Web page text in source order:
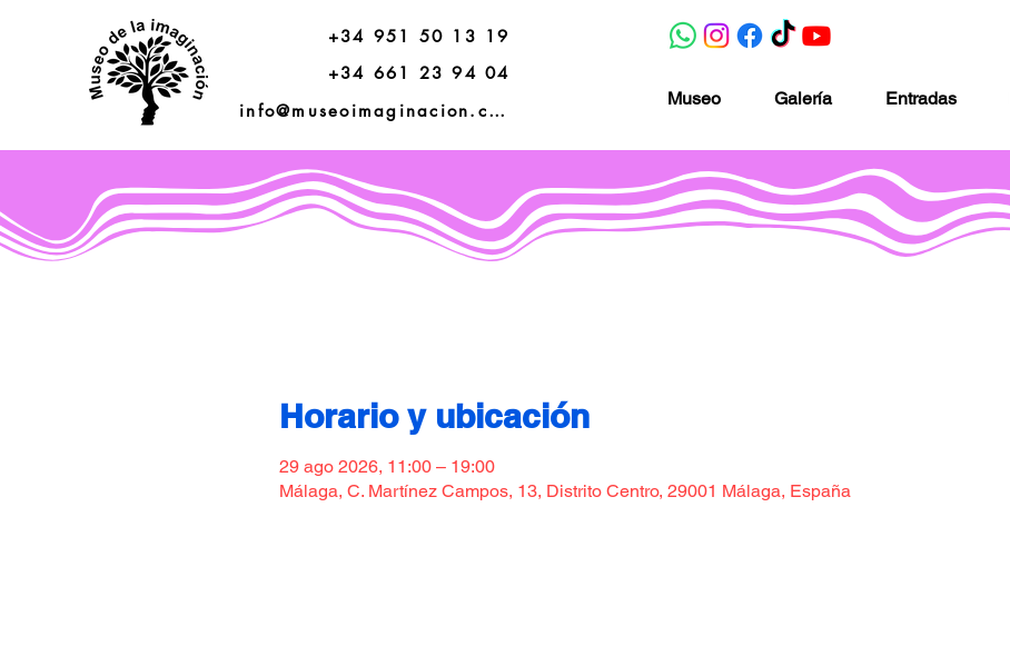
+34 951 50 13 19
+34 661 23 94 04
info@museoimaginacion.com
Museo Galería Entradas
Horario y ubicación
29 ago 2026, 11:00 – 19:00
Málaga, C. Martínez Campos, 13, Distrito Centro, 29001 Málaga, España